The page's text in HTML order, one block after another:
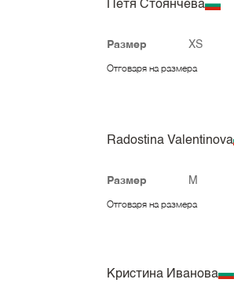
Петя Стоянчева
Размер XS
Отговаря на размера
Radostina Valentinova
Размер M
Отговаря на размера
Кристина Иванова